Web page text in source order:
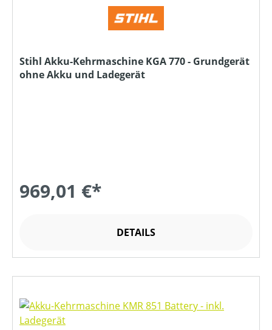
Stihl Akku-Kehrmaschine KGA 770 - Grundgerät
ohne Akku und Ladegerät
969,01 €*
DETAILS